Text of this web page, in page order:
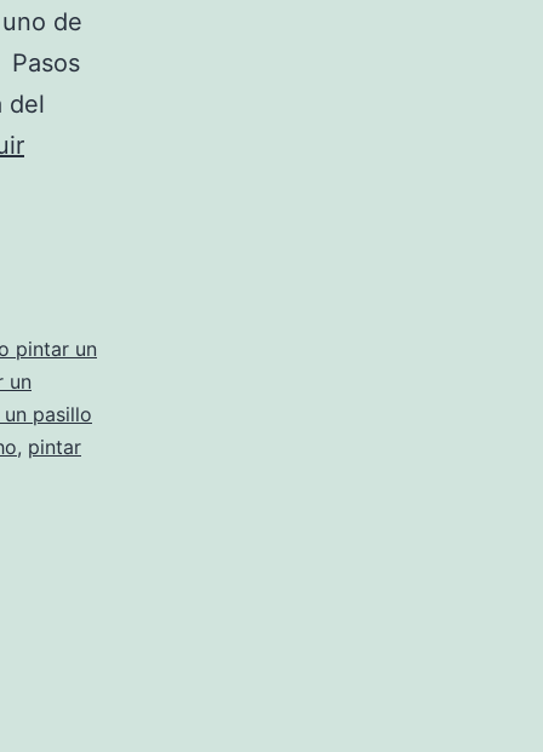
de
Pasos
del
pintar un
un
pasillo
, pintar